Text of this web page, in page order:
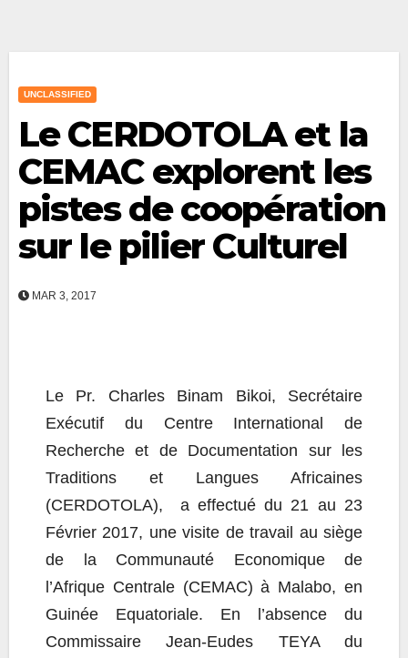
UNCLASSIFIED
Le CERDOTOLA et la
CEMAC explorent les
pistes de coopération
sur le pilier Culturel
MAR 3, 2017
Le Pr. Charles Binam Bikoi, Secrétaire
Exécutif du Centre International de
Recherche et de Documentation sur les
Traditions et Langues Africaines
(CERDOTOLA), a effectué du 21 au 23
Février 2017, une visite de travail au siège
de la Communauté Economique de
l’Afrique Centrale (CEMAC) à Malabo, en
Guinée Equatoriale. En l’absence du
Commissaire Jean-Eudes TEYA du